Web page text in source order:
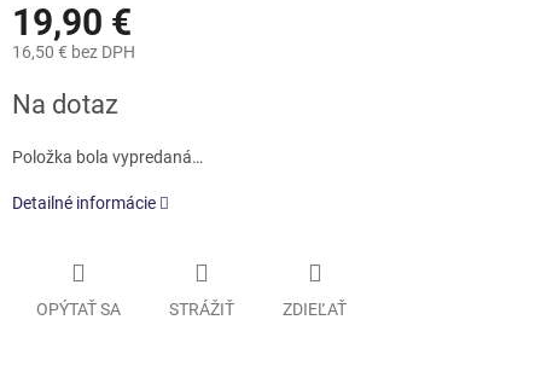
19,90 €
16,50 € bez DPH
cena:
Na dotaz
Položka bola vypredaná…
Detailné informácie
OPÝTAŤ SA STRÁŽIŤ ZDIEĽAŤ